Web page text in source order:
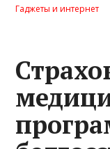
Гаджеты и интернет